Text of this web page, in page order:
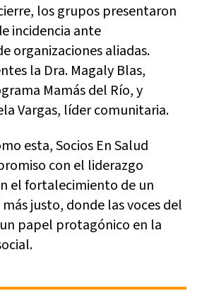
los grupos presentaron
incidencia ante
organizaciones aliadas.
la Dra. Magaly Blas,
Mamás del Río, y
Vargas, líder comunitaria.
esta, Socios En Salud
con el liderazgo
el fortalecimiento de un
justo, donde las voces del
papel protagónico en la